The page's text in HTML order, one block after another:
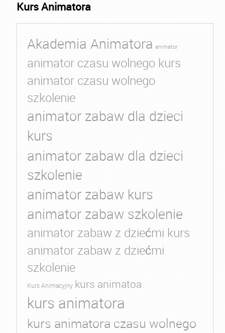
Kurs Animatora
Akademia Animatora animator
animator czasu wolnego kurs
animator czasu wolnego
szkolenie
animator zabaw dla dzieci
kurs
animator zabaw dla dzieci
szkolenie
animator zabaw kurs
animator zabaw szkolenie
animator zabaw z dziećmi kurs
animator zabaw z dziećmi
szkolenie
Kurs Animacyjny kurs animatoa
kurs animatora
kurs animatora czasu wolnego